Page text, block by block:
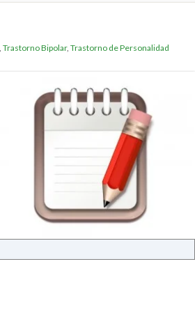
Trastorno Bipolar, Trastorno de Personalidad